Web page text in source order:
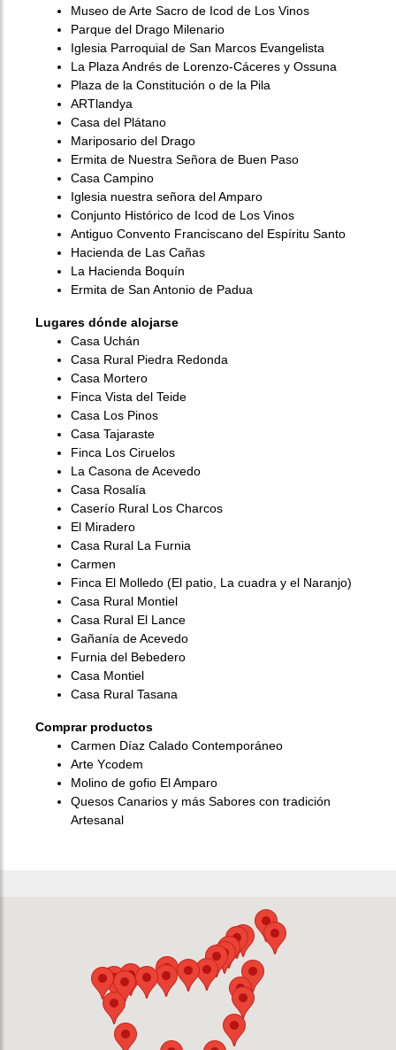
Museo de Arte Sacro de Icod de Los Vinos
Parque del Drago Milenario
Iglesia Parroquial de San Marcos Evangelista
La Plaza Andrés de Lorenzo-Cáceres y Ossuna
Plaza de la Constitución o de la Pila
ARTlandya
Casa del Plátano
Mariposario del Drago
Ermita de Nuestra Señora de Buen Paso
Casa Campino
Iglesia nuestra señora del Amparo
Conjunto Histórico de Icod de Los Vinos
Antiguo Convento Franciscano del Espíritu Santo
Hacienda de Las Cañas
La Hacienda Boquín
Ermita de San Antonio de Padua
Lugares dónde alojarse
Casa Uchán
Casa Rural Piedra Redonda
Casa Mortero
Finca Vista del Teide
Casa Los Pinos
Casa Tajaraste
Finca Los Ciruelos
La Casona de Acevedo
Casa Rosalía
Caserío Rural Los Charcos
El Miradero
Casa Rural La Furnia
Carmen
Finca El Molledo (El patio, La cuadra y el Naranjo)
Casa Rural Montiel
Casa Rural El Lance
Gañanía de Acevedo
Furnia del Bebedero
Casa Montiel
Casa Rural Tasana
Comprar productos
Carmen Díaz Calado Contemporáneo
Arte Ycodem
Molino de gofio El Amparo
Quesos Canarios y más Sabores con tradición
Artesanal